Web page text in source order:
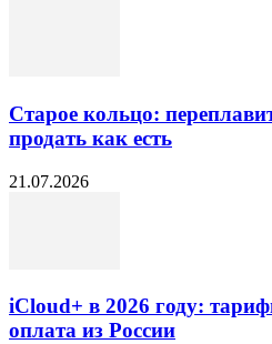
Старое кольцо:
продать как есть
21.07.2026
iCloud+ в 2026 году:
оплата из России